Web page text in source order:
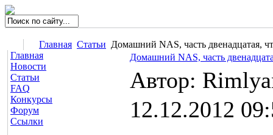
Главная Статьи Домашний NAS, часть двенадцатая,
Главная
Новости
Статьи
FAQ
Конкурсы
Форум
Ссылки
Домашний NAS, часть
Автор:
12.12.2012